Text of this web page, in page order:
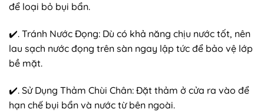
để loại bỏ bụi bẩn.
✔️. Tránh Nước Đọng: Dù có khả năng chịu nước tốt, nên
lau sạch nước đọng trên sàn ngay lập tức để bảo vệ lớp
bề mặt.
✔️. Sử Dụng Thảm Chùi Chân: Đặt thảm ở cửa ra vào để
hạn chế bụi bẩn và nước từ bên ngoài.